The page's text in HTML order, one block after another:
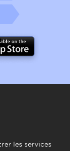
les services